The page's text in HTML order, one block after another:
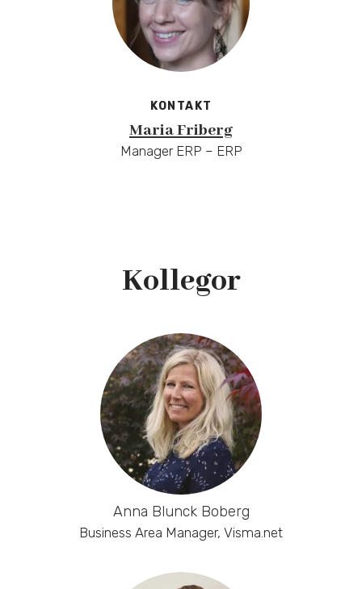
KONTAKT
Maria Friberg
Manager ERP – ERP
Kollegor
Anna Blunck Boberg
Business Area Manager, Visma.net